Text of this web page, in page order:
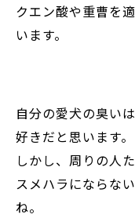
クエン酸や重曹を
います。
自分の愛犬の臭い
好きだと思います。
しかし、周りの人
スメハラにならな
ね。